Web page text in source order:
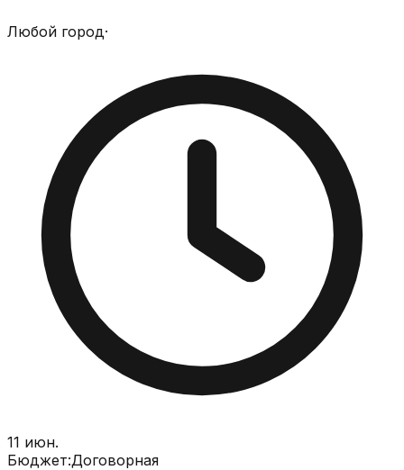
Любой город·
11 июн.
Бюджет:Договорная